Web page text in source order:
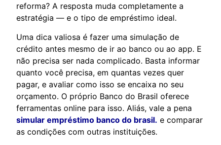
reforma? A resposta muda completamente a
estratégia — e o tipo de empréstimo ideal.
Uma dica valiosa é fazer uma simulação de
crédito antes mesmo de ir ao banco ou ao app. E
não precisa ser nada complicado. Basta informar
quanto você precisa, em quantas vezes quer
pagar, e avaliar como isso se encaixa no seu
orçamento. O próprio Banco do Brasil oferece
ferramentas online para isso. Aliás, vale a pena
simular empréstimo banco do brasil. e comparar
as condições com outras instituições.